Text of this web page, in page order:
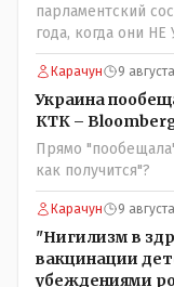
парламентский
года, когда они
Назарбаева,
некоторых
Назарбай волевым
состав. Имя -
юывший
депутат
партии
НЕОДНОКРАТНО,
Назарбая и
поста Президента.
Карачун 9
Украина
КТК –
Прямо
как получится"?
Карачун 9
"Нигилизм в
вакцинации
убеждениями